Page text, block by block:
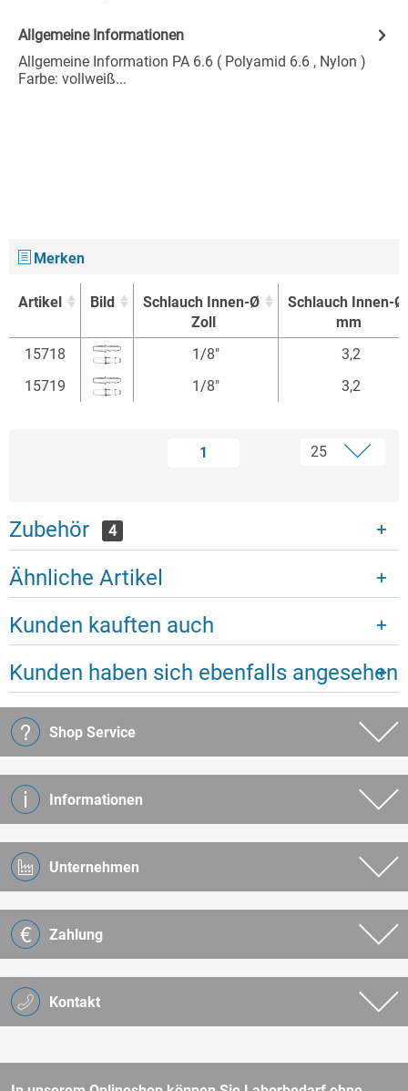
Allgemeine Informationen
Allgemeine Information PA 6.6 ( Polyamid 6.6 , Nylon )
Farbe: vollweiß...
Merken
Artikel Bild
Schlauch Innen-Ø
Zoll
Schlauch Innen-Ø
mm
Artikel
Bild
Schlauch Innen-Ø
Schlauch Innen-Ø
15718 1/8"
3,2
15719
1/8" 3,2
1
Zubehör 4
Ähnliche Artikel
Kunden kauften auch
Kunden haben sich ebenfalls angesehen
Kontakt
Shop Service
Informationen
Unternehmen
Zahlung